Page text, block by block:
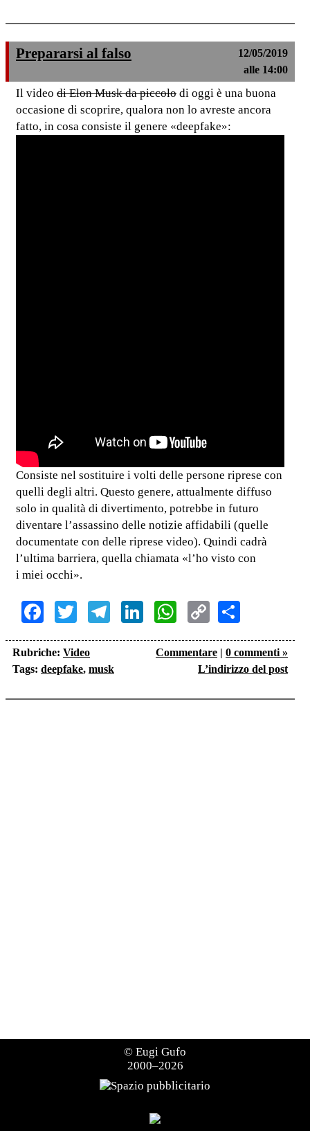
Prepararsi al falso
12/05/2019
alle 14:00
Il video di Elon Musk da piccolo di oggi è una buona
occasione di scoprire, qualora non lo avreste ancora
fatto, in cosa consiste il genere «deepfake»:
Consiste nel sostituire i volti delle persone riprese con
quelli degli altri. Questo genere, attualmente diffuso
solo in qualità di divertimento, potrebbe in futuro
diventare l’assassino delle notizie affidabili (quelle
documentate con delle riprese video). Quindi cadrà
l’ultima barriera, quella chiamata «l’ho visto con
i miei occhi».
Facebook
TwitterTelegram
LinkedInWhatsApp
Copy
Link
Rubriche: Video
Tags: deepfake, musk
Commentare | 0 commenti »
L’indirizzo del post
© Eugi Gufo
2000–2026